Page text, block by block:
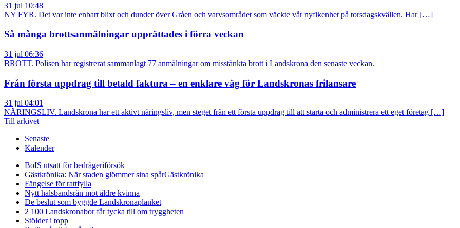
31 jul 10:48
NY FYR. Det var inte enbart blixt och dunder över Gråen och varvsområdet som väckte vår nyfikenhet på torsdagskvällen. Har […]
Så många brottsanmälningar upprättades i förra veckan
31 jul 06:36
BROTT. Polisen har registrerat sammanlagt 77 anmälningar om misstänkta brott i Landskrona den senaste veckan.
Från första uppdrag till betald faktura – en enklare väg för Landskronas frilansare
31 jul 04:01
NÄRINGSLIV. Landskrona har ett aktivt näringsliv, men steget från ett första uppdrag till att starta och administrera ett eget företag […]
Till arkivet
Senaste
Kalender
BoIS utsatt för bedrägeriförsök
Gästkrönika: När staden glömmer sina spårGästkrönika
Fängelse för rattfylla
Nytt halsbandsrån mot äldre kvinna
De beslut som byggde Landskronaplanket
2 100 Landskronabor får tycka till om tryggheten
Stölder i topp